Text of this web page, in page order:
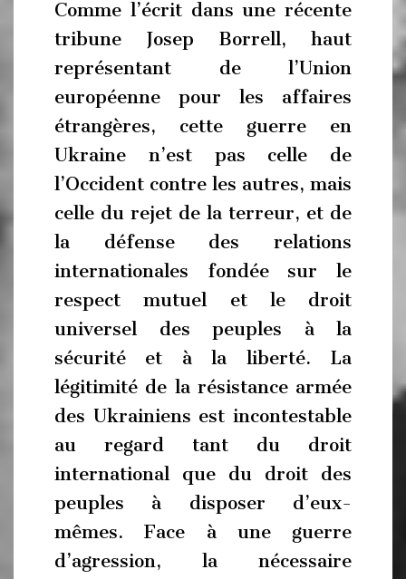
Comme l’écrit dans une récente
tribune Josep Borrell, haut
représentant de l’Union
européenne pour les affaires
étrangères, cette guerre en
Ukraine n’est pas celle de
l’Occident contre les autres, mais
celle du rejet de la terreur, et de
la défense des relations
internationales fondée sur le
respect mutuel et le droit
universel des peuples à la
sécurité et à la liberté. La
légitimité de la résistance armée
des Ukrainiens est incontestable
au regard tant du droit
international que du droit des
peuples à disposer d’eux-
mêmes. Face à une guerre
d’agression, la nécessaire